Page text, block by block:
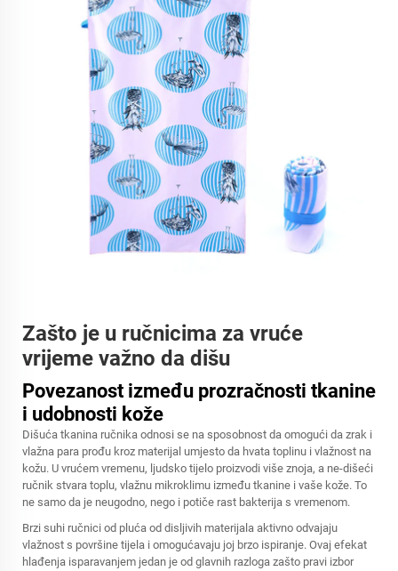
Zašto je u ručnicima za vruće
vrijeme važno da dišu
Povezanost između prozračnosti tkanine
i udobnosti kože
Dišuća tkanina ručnika odnosi se na sposobnost da omogući da zrak i
vlažna para prođu kroz materijal umjesto da hvata toplinu i vlažnost na
kožu. U vrućem vremenu, ljudsko tijelo proizvodi više znoja, a ne-dišeći
ručnik stvara toplu, vlažnu mikroklimu između tkanine i vaše kože. To
ne samo da je neugodno, nego i potiče rast bakterija s vremenom.
Brzi suhi ručnici od pluća od disljivih materijala aktivno odvajaju
vlažnost s površine tijela i omogućavaju joj brzo ispiranje. Ovaj efekat
hlađenja isparavanjem jedan je od glavnih razloga zašto pravi izbor